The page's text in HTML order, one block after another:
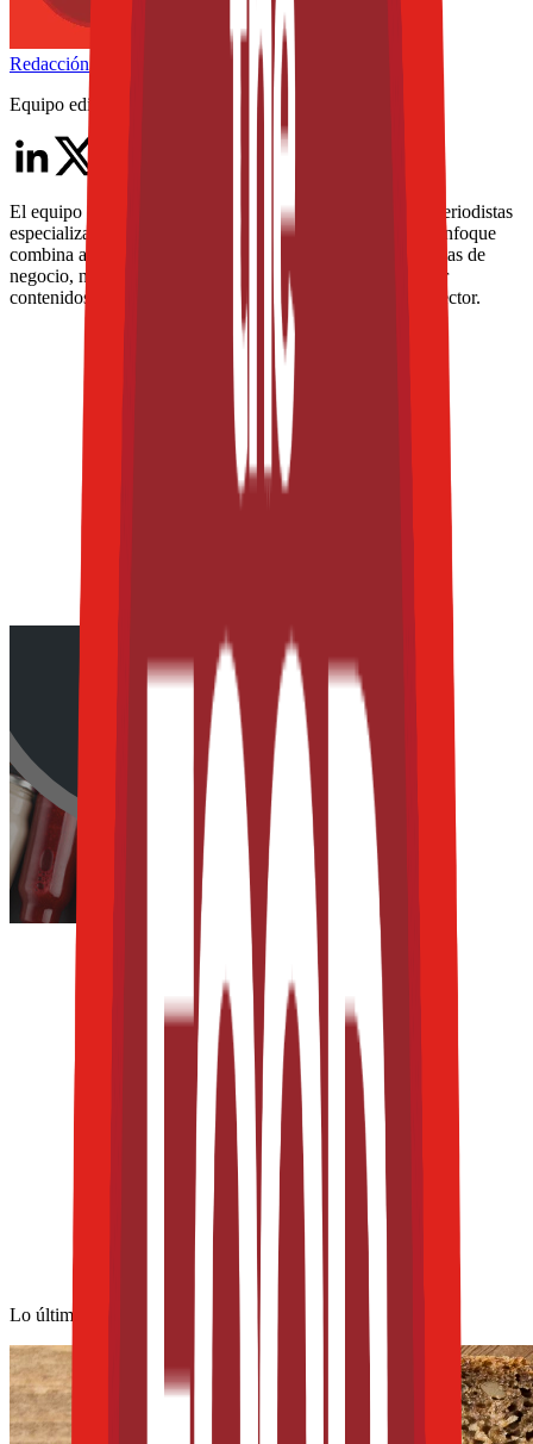
Redacción
Equipo editorial de contenidos
El equipo editorial de The Food Tech está integrado por periodistas
especializados en la industria de alimentos y bebidas. Su enfoque
combina análisis técnico, innovación tecnológica, tendencias de
negocio, nutrición, normatividad y packaging, para ofrecer
contenidos de alto valor dirigidos a los profesionales del sector.
Lo último